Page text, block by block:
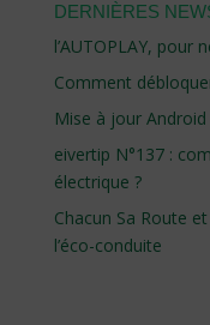
DERNIÈRES
l’AUTOPLAY, pour
Comment
Mise à jour Android
eivertip N°137 :
électrique ?
Chacun Sa Route
l’éco-conduite